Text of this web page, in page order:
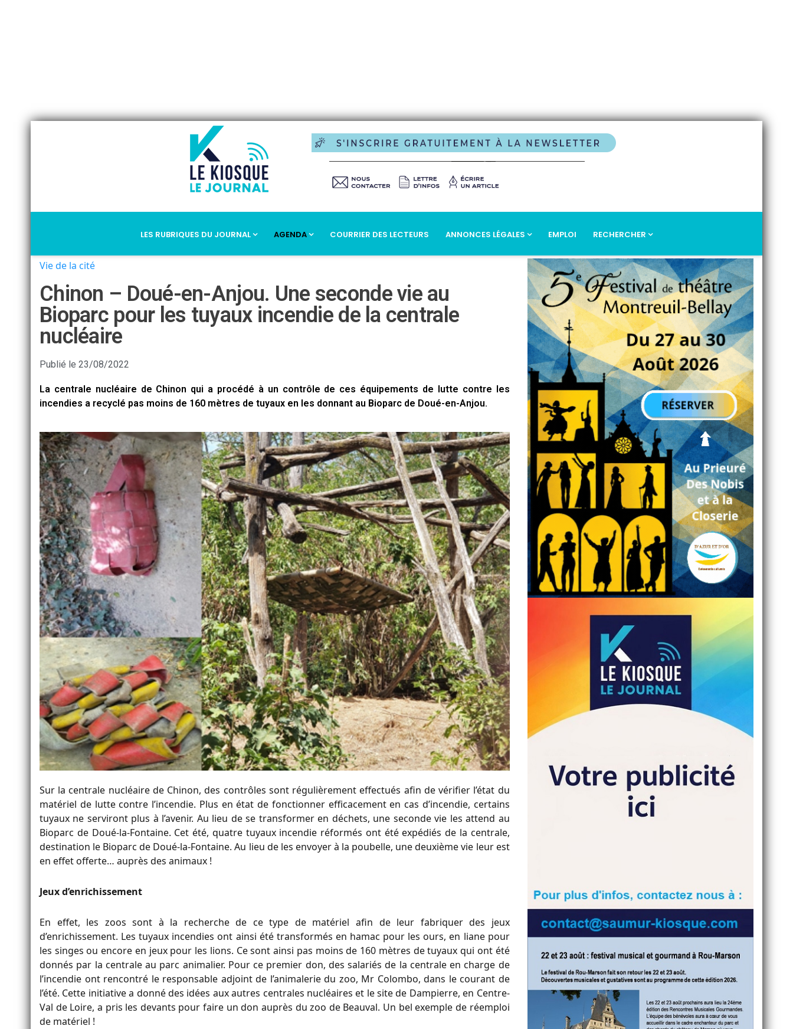
LES RUBRIQUES DU JOURNAL AGENDA COURRIER DES LECTEURS ANNONCES LÉGALES EMPLOI RECHERCHER
Vie de la cité
Chinon – Doué-en-Anjou. Une seconde vie au
Bioparc pour les tuyaux incendie de la centrale
nucléaire
Publié le 23/08/2022
La centrale nucléaire de Chinon qui a procédé à un contrôle de ces équipements de lutte contre les
incendies a recyclé pas moins de 160 mètres de tuyaux en les donnant au Bioparc de Doué-en-Anjou.
Sur la centrale nucléaire de Chinon, des contrôles sont régulièrement effectués afin de vérifier l’état du
matériel de lutte contre l’incendie. Plus en état de fonctionner efficacement en cas d’incendie, certains
tuyaux ne serviront plus à l’avenir. Au lieu de se transformer en déchets, une seconde vie les attend au
Bioparc de Doué-la-Fontaine. Cet été, quatre tuyaux incendie réformés ont été expédiés de la centrale,
destination le Bioparc de Doué-la-Fontaine. Au lieu de les envoyer à la poubelle, une deuxième vie leur est
en effet offerte… auprès des animaux !
Jeux d’enrichissement
En effet, les zoos sont à la recherche de ce type de matériel afin de leur fabriquer des jeux
d’enrichissement. Les tuyaux incendies ont ainsi été transformés en hamac pour les ours, en liane pour
les singes ou encore en jeux pour les lions. Ce sont ainsi pas moins de 160 mètres de tuyaux qui ont été
donnés par la centrale au parc animalier. Pour ce premier don, des salariés de la centrale en charge de
l’incendie ont rencontré le responsable adjoint de l’animalerie du zoo, Mr Colombo, dans le courant de
l’été. Cette initiative a donné des idées aux autres centrales nucléaires et le site de Dampierre, en Centre-
Val de Loire, a pris les devants pour faire un don auprès du zoo de Beauval. Un bel exemple de réemploi
de matériel !